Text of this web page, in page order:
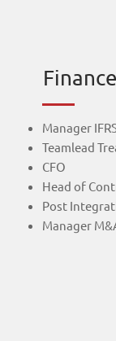
Finance
Manager
Teamlead
CFO
Head of
Post
Manager